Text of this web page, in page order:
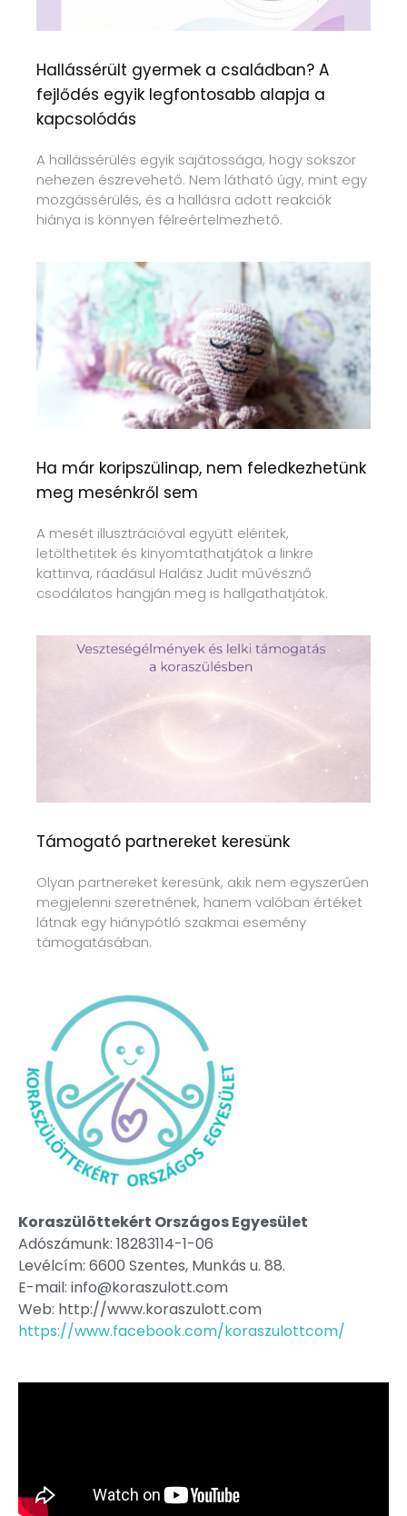
Hallássérült gyermek a családban? A
fejlődés egyik legfontosabb alapja a
kapcsolódás
A hallássérülés egyik sajátossága, hogy sokszor
nehezen észrevehető. Nem látható úgy, mint egy
mozgássérülés, és a hallásra adott reakciók
hiánya is könnyen félreértelmezhető.
Ha már koripszülinap, nem feledkezhetünk
meg mesénkről sem
A mesét illusztrációval együtt eléritek,
letölthetitek és kinyomtathatjátok a linkre
kattinva, ráadásul Halász Judit művésznő
csodálatos hangján meg is hallgathatjátok.
Támogató partnereket keresünk
Olyan partnereket keresünk, akik nem egyszerűen
megjelenni szeretnének, hanem valóban értéket
látnak egy hiánypótló szakmai esemény
támogatásában.
Koraszülöttekért Országos Egyesület
Adószámunk: 18283114-1-06
Levélcím: 6600 Szentes, Munkás u. 88.
E-mail: info@koraszulott.com
Web: http://www.koraszulott.com
https://www.facebook.com/koraszulottcom/